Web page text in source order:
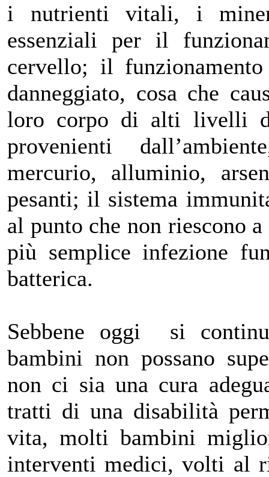
i nutrienti vitali, i
essenziali per il
cervello; il
danneggiato, cosa che
loro corpo di alti livelli di
provenienti
mercurio, alluminio,
pesanti; il sistema
al punto che non riescono
più semplice infezione
batterica.
Sebbene oggi si
bambini non possano
non ci sia una cura
tratti di una disabilità
vita, molti bambini
interventi medici, volti al